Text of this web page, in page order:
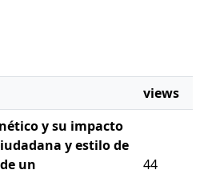
views
y su impacto
y estilo de
un
44